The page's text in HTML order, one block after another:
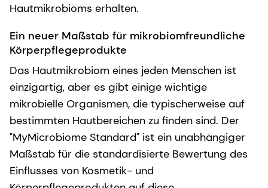
Hautmikrobioms erhalten.
Ein neuer Maßstab für mikrobiomfreundliche
Körperpflegeprodukte
Das Hautmikrobiom eines jeden Menschen ist
einzigartig, aber es gibt einige wichtige
mikrobielle Organismen, die typischerweise auf
bestimmten Hautbereichen zu finden sind. Der
"MyMicrobiome Standard" ist ein unabhängiger
Maßstab für die standardisierte Bewertung des
Einflusses von Kosmetik- und